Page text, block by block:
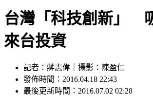
台灣「科技創新」
來台投資
記者：蔣志偉｜攝影：陳盈仁
發佈時間：2016.04.18 22:43
最後更新時間：2016.07.02 02:28